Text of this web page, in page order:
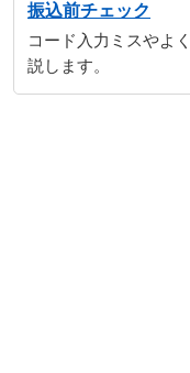
振込前チェック
コード入力ミスやよ
説します。